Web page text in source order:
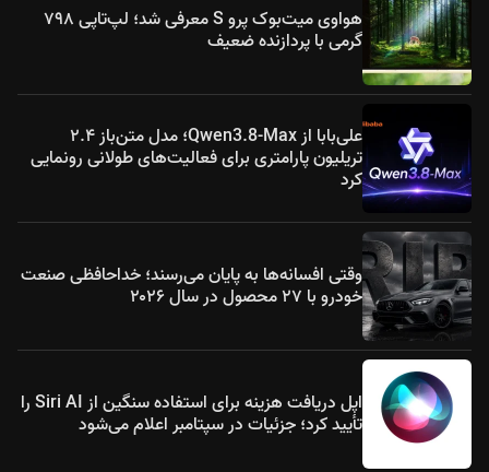
هواوی میت‌بوک پرو S معرفی شد؛ لپ‌تاپی ۷۹۸
گرمی با پردازنده ضعیف
علی‌بابا از Qwen3.8-Max؛ مدل متن‌باز ۲.۴
تریلیون پارامتری برای فعالیت‌های طولانی رونمایی
کرد
وقتی افسانه‌ها به پایان می‌رسند؛ خداحافظی صنعت
خودرو با ۲۷ محصول در سال ۲۰۲۶
اپل دریافت هزینه برای استفاده سنگین از Siri AI را
تأیید کرد؛ جزئیات در سپتامبر اعلام می‌شود